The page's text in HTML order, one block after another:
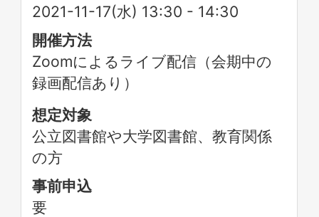
2021-11-17(水) 13:30 - 14:30
開催方法
Zoomによるライブ配信（会期中の
録画配信あり）
想定対象
公立図書館や大学図書館、教育関係
の方
事前申込
要